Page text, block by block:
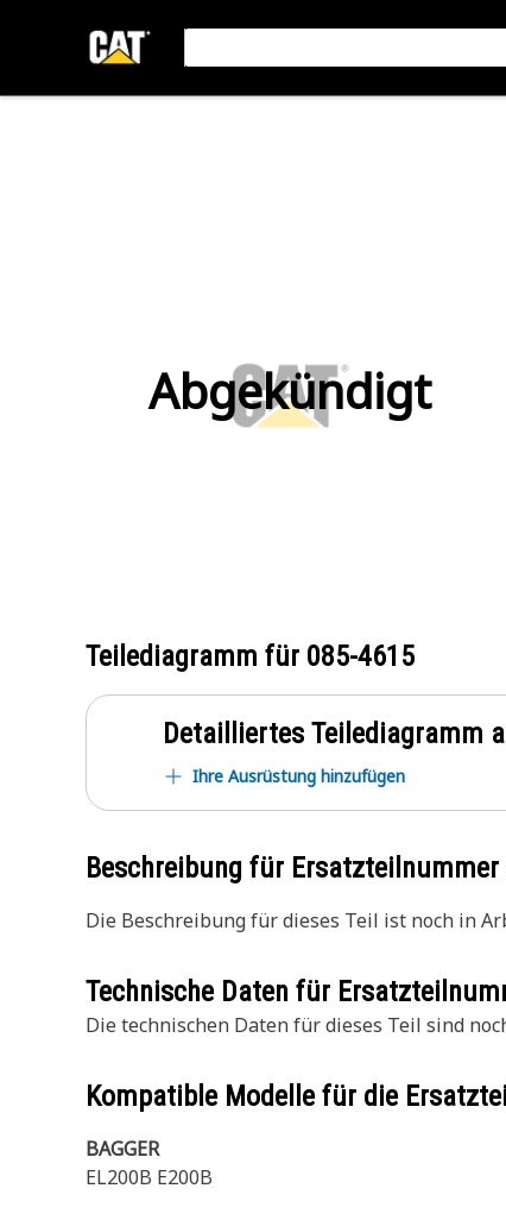
Abgekündigt
Teilediagramm für 085-4615
Detailliertes Teilediagramm
Ihre Ausrüstung hinzufügen
Beschreibung für Ersatzteilnummer
Die Beschreibung für dieses Teil ist noch in
Technische Daten für
Die technischen Daten für dieses Teil sind
Kompatible Modelle für die
BAGGER
EL200B E200B